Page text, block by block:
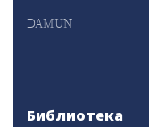
DAMUN
Библиотека